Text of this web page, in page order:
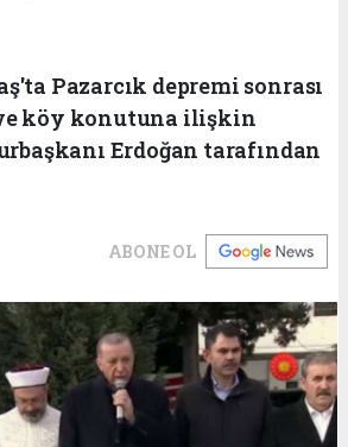
Pazarcık depremi sonrası
köy konutuna ilişkin
Erdoğan tarafından
ABONE OL